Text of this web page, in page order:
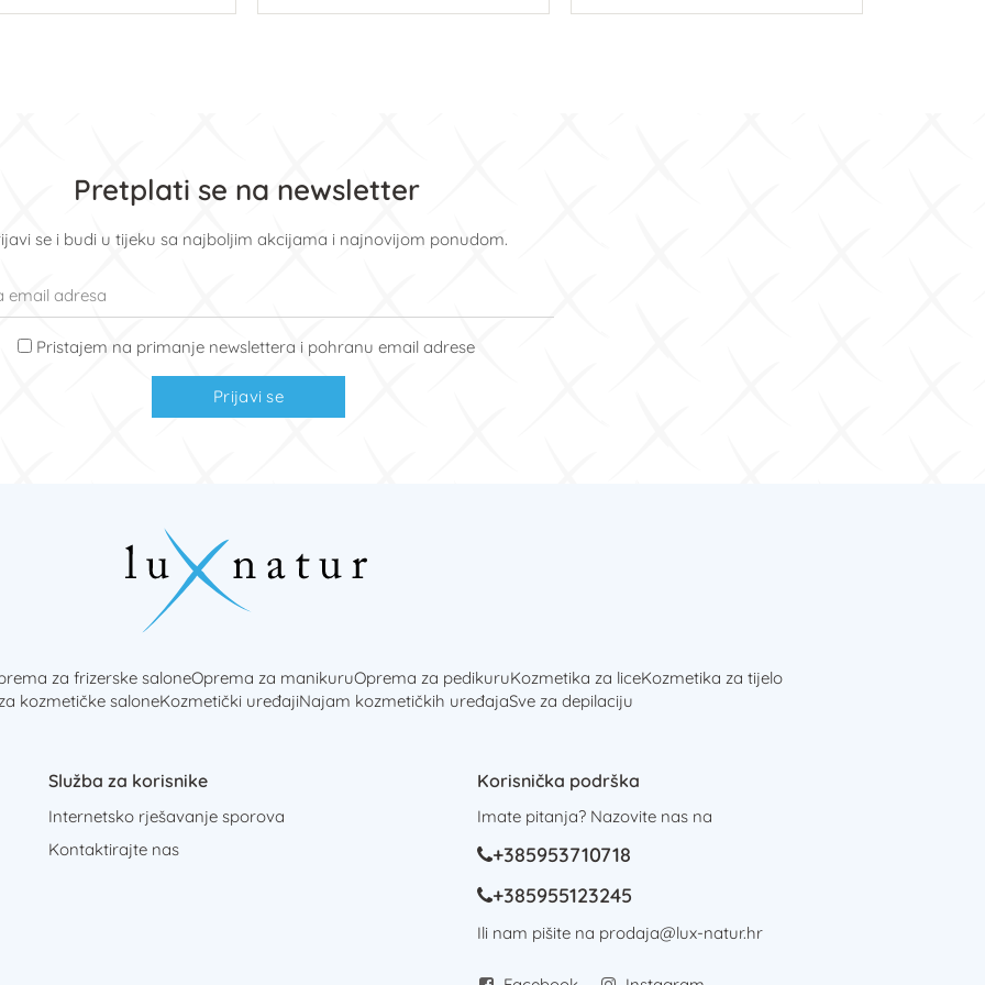
U košaricu U košaricu U košaricu
Pretplati se na newsletter
se i budi u tijeku sa najboljim akcijama i najnovijom ponudom.
Pristajem na primanje newslettera i pohranu email adrese
Prijavi se
za frizerske saloneOprema za manikuruOprema za pedikuruKozmetika za liceKozmetika za tijelo
kozmetičke saloneKozmetički uređajiNajam kozmetičkih uređajaSve za depilaciju
Služba za korisnike
Internetsko rješavanje sporova
Kontaktirajte nas
Korisnička podrška
Imate pitanja? Nazovite nas na
+385953710718
+385955123245
Ili nam pišite na prodaja@lux-natur.hr